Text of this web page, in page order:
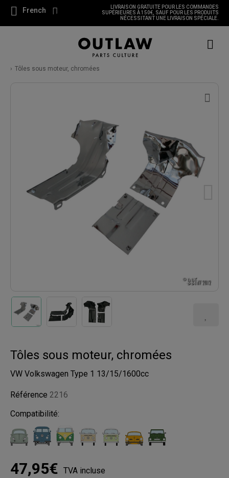
French
LIVRAISON GRATUITE POUR LES COMMANDES
SUPÉRIEURES À 150€, SAUF POUR LES PRODUITS
NÉCESSITANT UNE LIVRAISON SPÉCIALE.
Tôles sous moteur, chromées
Tôles sous moteur, chromées
VW Volkswagen Type 1 13/15/1600cc
Référence 2216
Compatibilité:
47,95€ TVA incluse